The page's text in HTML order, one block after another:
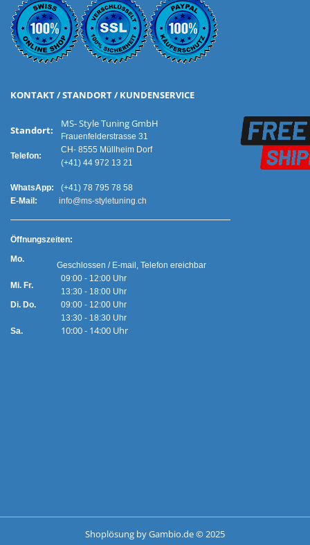
KONTAKT / STANDORT / KUNDENSERVICE
Standort:
Telefon:
MS- Style Tuning GmbH
Frauenfelderstrasse 31
CH- 8555 Müllheim Dorf
(+41) 44 972 13 21
WhatsApp:
(+41) 78 795 78 58
E-Mail:
info@ms-styletuning.ch
Öffnungszeiten:
Mo.
Mi. Fr.
Geschlossen / E-mail, Telefon ereichbar
09:00 - 12:00 Uhr
13:30 - 18:00 Uhr
Di. Do.
Sa.
09:00 - 12:00 Uhr
13:30 - 18:30 Uhr
10:00 - 14:00 Uhr
Shoplösung by Gambio.de © 2025